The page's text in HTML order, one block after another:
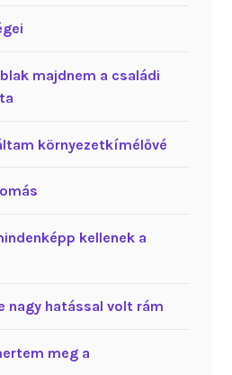
majdnem a családi
környezetkímélővé
kellenek a
nagy hatással volt rám
meg a